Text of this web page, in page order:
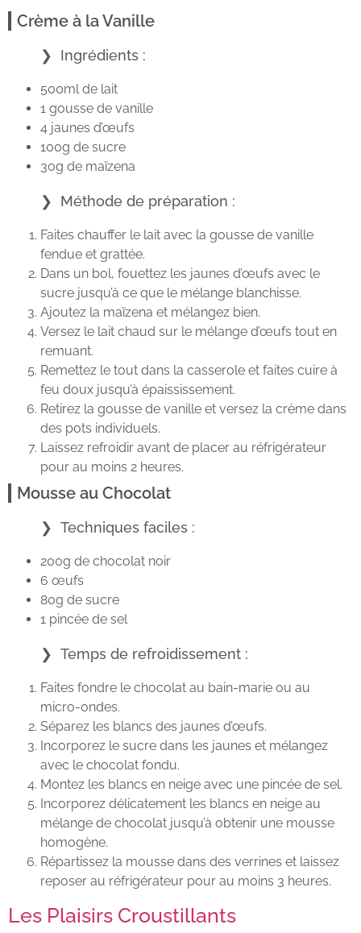
Crème à la Vanille
Ingrédients :
500ml de lait
1 gousse de vanille
4 jaunes d’œufs
100g de sucre
30g de maïzena
Méthode de préparation :
Faites chauffer le lait avec la gousse de vanille
fendue et grattée.
Dans un bol, fouettez les jaunes d’œufs avec le
sucre jusqu’à ce que le mélange blanchisse.
Ajoutez la maïzena et mélangez bien.
Versez le lait chaud sur le mélange d’œufs tout en
remuant.
Remettez le tout dans la casserole et faites cuire à
feu doux jusqu’à épaississement.
Retirez la gousse de vanille et versez la crème dans
des pots individuels.
Laissez refroidir avant de placer au réfrigérateur
pour au moins 2 heures.
Mousse au Chocolat
Techniques faciles :
200g de chocolat noir
6 œufs
80g de sucre
1 pincée de sel
Temps de refroidissement :
Faites fondre le chocolat au bain-marie ou au
micro-ondes.
Séparez les blancs des jaunes d’œufs.
Incorporez le sucre dans les jaunes et mélangez
avec le chocolat fondu.
Montez les blancs en neige avec une pincée de sel.
Incorporez délicatement les blancs en neige au
mélange de chocolat jusqu’à obtenir une mousse
homogène.
Répartissez la mousse dans des verrines et laissez
reposer au réfrigérateur pour au moins 3 heures.
Les Plaisirs Croustillants